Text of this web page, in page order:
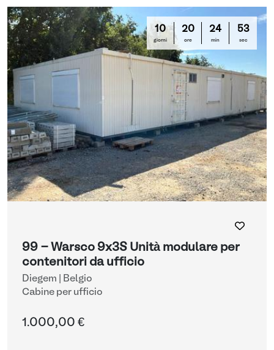
10
giorni
20
ore
24
min
53
sec
99 - Warsco 9x3S Unità modulare per
contenitori da ufficio
Diegem | Belgio
Cabine per ufficio
1.000,00 €